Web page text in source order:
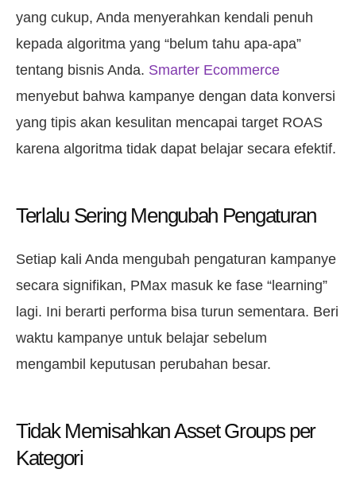
yang cukup, Anda menyerahkan kendali penuh
kepada algoritma yang “belum tahu apa-apa”
tentang bisnis Anda. Smarter Ecommerce
menyebut bahwa kampanye dengan data konversi
yang tipis akan kesulitan mencapai target ROAS
karena algoritma tidak dapat belajar secara efektif.
Terlalu Sering Mengubah Pengaturan
Setiap kali Anda mengubah pengaturan kampanye
secara signifikan, PMax masuk ke fase “learning”
lagi. Ini berarti performa bisa turun sementara. Beri
waktu kampanye untuk belajar sebelum
mengambil keputusan perubahan besar.
Tidak Memisahkan Asset Groups per
Kategori